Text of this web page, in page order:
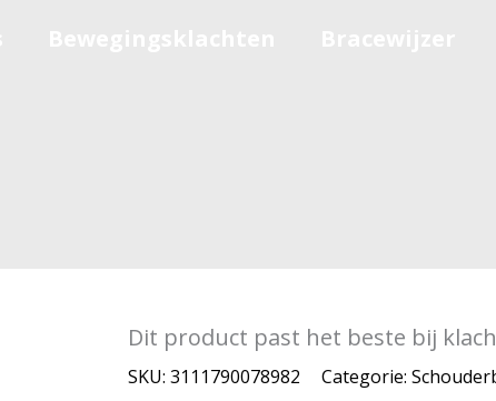
Dit product past het beste bij
SKU: 3111790078982 Categorie: